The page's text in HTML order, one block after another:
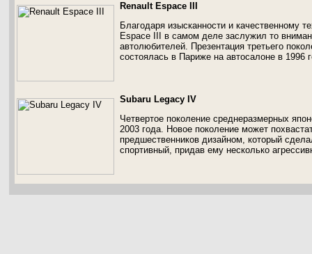
Renault Espace III
Благодаря изысканности и качественному
Espace III в самом деле заслужил то
автолюбителей. Презентация третьего
состоялась в Париже на автосалоне в 1996
Subaru Legacy IV
Четвертое поколение среднеразмерных
2003 года. Новое поколение может
предшественников дизайном, который
спортивный, придав ему несколько